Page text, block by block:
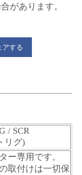
があります。
アする
/ SCR
リグ)
ー専用です。
取付けは一切保